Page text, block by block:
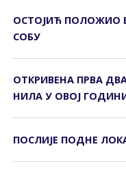
ОСТОЈИЋ ПОЛОЖИО
СОБУ
ОТКРИВЕНА ПРВА
НИЛА У ОВОЈ
ПОСЛИЈЕ ПОДНЕ